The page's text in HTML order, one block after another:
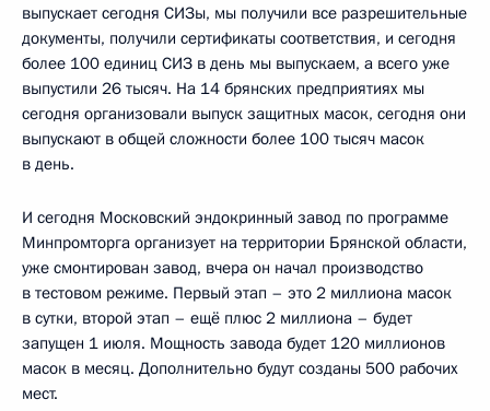
выпускает сегодня СИЗы, мы получили все разрешительные
документы, получили сертификаты соответствия, и сегодня
более 100 единиц СИЗ в день мы выпускаем, а всего уже
выпустили 26 тысяч. На 14 брянских предприятиях мы
сегодня организовали выпуск защитных масок, сегодня они
выпускают в общей сложности более 100 тысяч масок
в день.
И сегодня Московский эндокринный завод по программе
Минпромторга организует на территории Брянской области,
уже смонтирован завод, вчера он начал производство
в тестовом режиме. Первый этап – это 2 миллиона масок
в сутки, второй этап – ещё плюс 2 миллиона – будет
запущен 1 июля. Мощность завода будет 120 миллионов
масок в месяц. Дополнительно будут созданы 500 рабочих
мест.